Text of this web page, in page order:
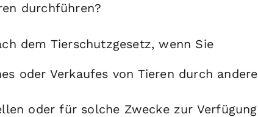
durchführen?
dem Tierschutzgesetz, wenn Sie
oder Verkaufes von Tieren durch andere
oder für solche Zwecke zur Verfügung